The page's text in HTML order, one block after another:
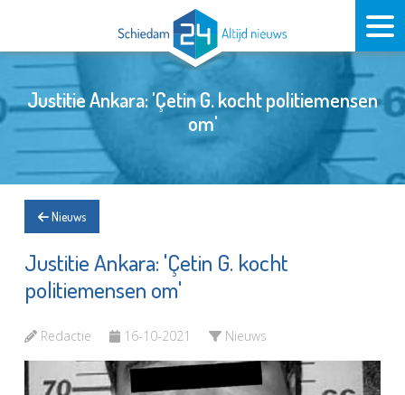
Justitie Ankara: 'Çetin G. kocht politiemensen
om'
Nieuws
Justitie Ankara: 'Çetin G. kocht
politiemensen om'
Redactie 16-10-2021 Nieuws